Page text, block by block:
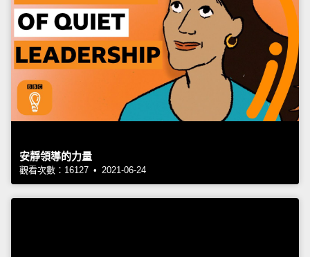
安靜領導的力量
觀看次數：16127 • 2021-06-24